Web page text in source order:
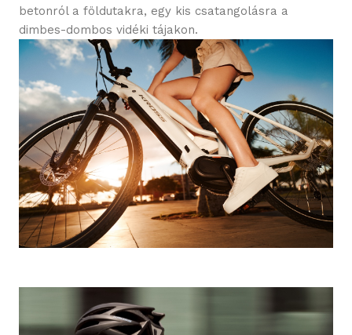
betonról a földutakra, egy kis csatangolásra a
dimbes-dombos vidéki tájakon.